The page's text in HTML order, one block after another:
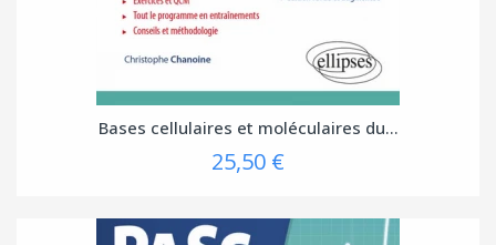
Bases cellulaires et moléculaires du...
25,50 €